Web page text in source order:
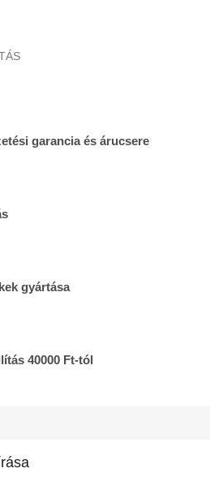
garancia és árucsere
gyártása
40000 Ft-tól